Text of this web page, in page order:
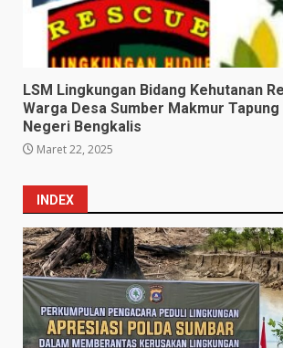
LSM Lingkungan Bidang Kehutanan
Warga Desa Sumber Makmur
Negeri Bengkalis
Maret 22, 2025
INDEX